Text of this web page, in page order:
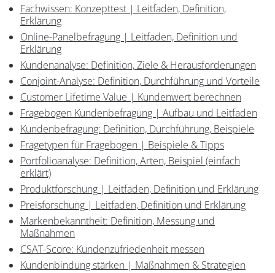
Fachwissen: Konzepttest | Leitfaden, Definition,
Erklärung
Online-Panelbefragung | Leitfaden, Definition und
Erklärung
Kundenanalyse: Definition, Ziele & Herausforderungen
Conjoint-Analyse: Definition, Durchführung und Vorteile
Customer Lifetime Value | Kundenwert berechnen
Fragebogen Kundenbefragung | Aufbau und Leitfaden
Kundenbefragung: Definition, Durchführung, Beispiele
Fragetypen für Fragebogen | Beispiele & Tipps
Portfolioanalyse: Definition, Arten, Beispiel (einfach
erklärt)
Produktforschung | Leitfaden, Definition und Erklärung
Preisforschung | Leitfaden, Definition und Erklärung
Markenbekanntheit: Definition, Messung und
Maßnahmen
CSAT-Score: Kundenzufriedenheit messen
Kundenbindung stärken | Maßnahmen & Strategien